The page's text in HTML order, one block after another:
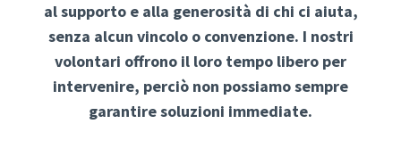
al supporto e alla generosità di chi ci aiuta,
senza alcun vincolo o convenzione. I nostri
volontari offrono il loro tempo libero per
intervenire, perciò non possiamo sempre
garantire soluzioni immediate.